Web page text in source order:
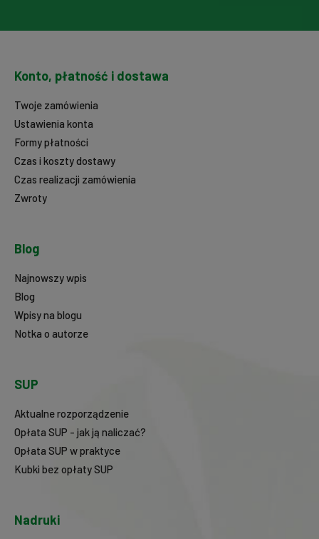
Konto, płatność i dostawa
Twoje zamówienia
Ustawienia konta
Formy płatności
Czas i koszty dostawy
Czas realizacji zamówienia
Zwroty
Blog
Najnowszy wpis
Blog
Wpisy na blogu
Notka o autorze
SUP
Aktualne rozporządzenie
Opłata SUP - jak ją naliczać?
Opłata SUP w praktyce
Kubki bez opłaty SUP
Nadruki